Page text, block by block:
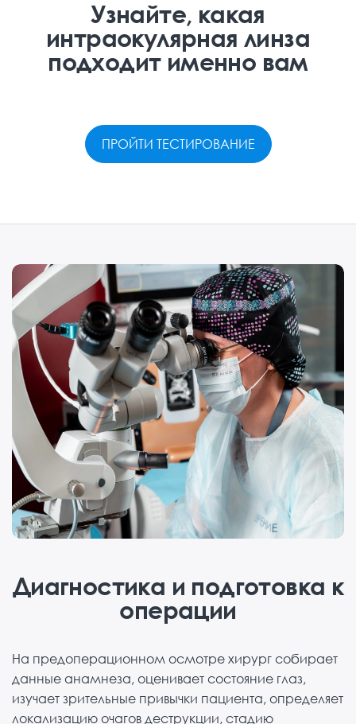
Узнайте, какая
интраокулярная линза
подходит именно вам
ПРОЙТИ ТЕСТИРОВАНИЕ
Диагностика и подготовка к
операции
На предоперационном осмотре хирург собирает
данные анамнеза, оценивает состояние глаз,
изучает зрительные привычки пациента, определяет
локализацию очагов деструкции, стадию